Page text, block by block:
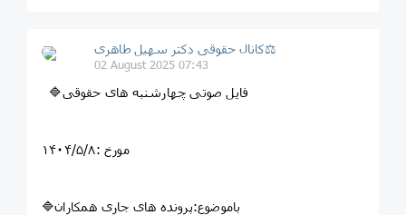
کانال حقوقی دکتر سهيل طاهری⚖
02 August 2025 07:43
🔷فایل صوتی چهارشنبه های حقوقی
مورخ :۱۴۰۴/۵/۸
🔷باموضوع:پرونده های جاری همکاران